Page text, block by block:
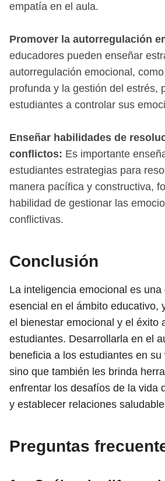
empatía en el aula.
Promover la autorregulación
educadores pueden enseñar
autorregulación emocional,
profunda y la gestión del estrés,
estudiantes a controlar sus
Enseñar habilidades de
conflictos: Es importante
estudiantes estrategias para
manera pacífica y constructiva,
habilidad de gestionar las
conflictivas.
Conclusión
La inteligencia emocional es una
esencial en el ámbito educativo,
el bienestar emocional y el éxito
estudiantes. Desarrollarla en el
beneficia a los estudiantes en
sino que también les brinda
enfrentar los desafíos de la vida
y establecer relaciones
Preguntas